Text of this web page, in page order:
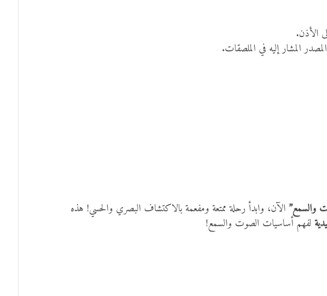
الأذن.
المشار إليه في الملصقات.
والسمع” الآن، وابدأ رحلة ممتعة ومفعمة بالاكتشاف البصري والحسي! هذه
لفهم أساسيات الصوت والسمع!